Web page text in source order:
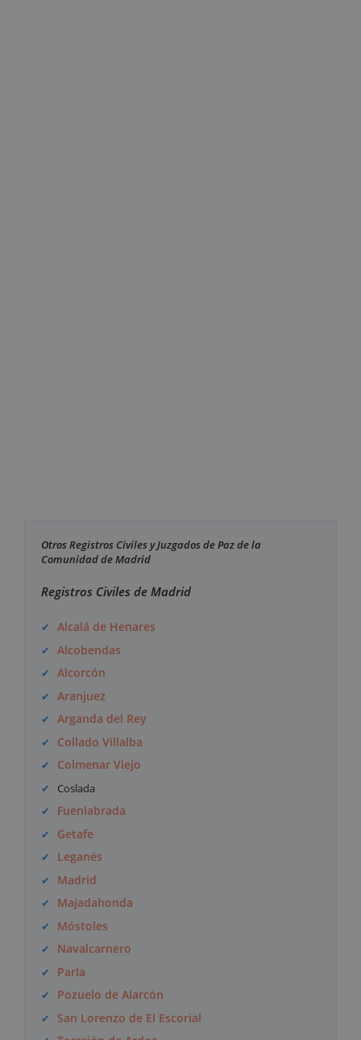
Otros Registros Civiles y Juzgados de Paz de la
Comunidad de Madrid
Registros Civiles de Madrid
Alcalá de Henares
Alcobendas
Alcorcón
Aranjuez
Arganda del Rey
Collado Villalba
Colmenar Viejo
Coslada
Fuenlabrada
Getafe
Leganés
Madrid
Majadahonda
Móstoles
Navalcarnero
Parla
Pozuelo de Alarcón
San Lorenzo de El Escorial